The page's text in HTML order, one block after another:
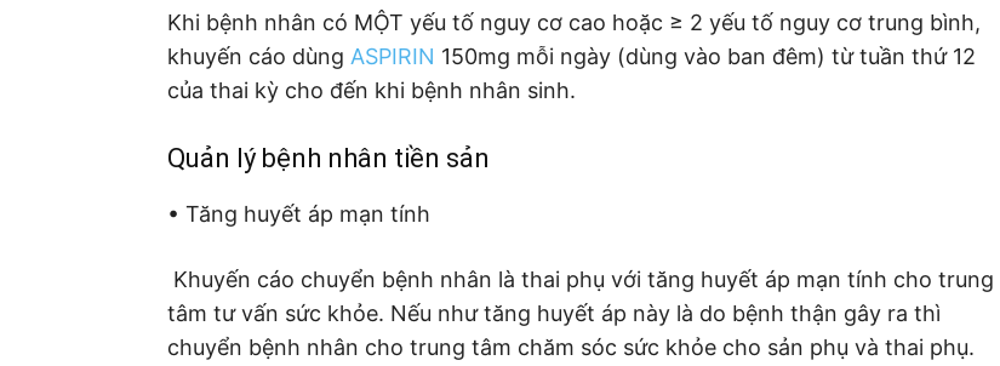
Khi bệnh nhân có MỘT yếu tố nguy cơ cao hoặc ≥ 2 yếu tố nguy cơ trung bình,
khuyến cáo dùng ASPIRIN 150mg mỗi ngày (dùng vào ban đêm) từ tuần thứ 12
của thai kỳ cho đến khi bệnh nhân sinh.
Quản lý bệnh nhân tiền sản
• Tăng huyết áp mạn tính
 Khuyến cáo chuyển bệnh nhân là thai phụ với tăng huyết áp mạn tính cho trung
tâm tư vấn sức khỏe. Nếu như tăng huyết áp này là do bệnh thận gây ra thì
chuyển bệnh nhân cho trung tâm chăm sóc sức khỏe cho sản phụ và thai phụ.